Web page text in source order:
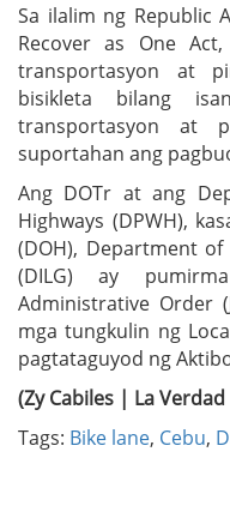
Sa ilalim ng Republic
Recover as One
transportasyon at
bisikleta bilang
transportasyon at
suportahan ang
Ang DOTr at ang
Highways (DPWH),
(DOH), Department
(DILG) ay
Administrative Order
mga tungkulin ng
pagtataguyod ng
(Zy Cabiles | La
Tags: Bike lane, Cebu,